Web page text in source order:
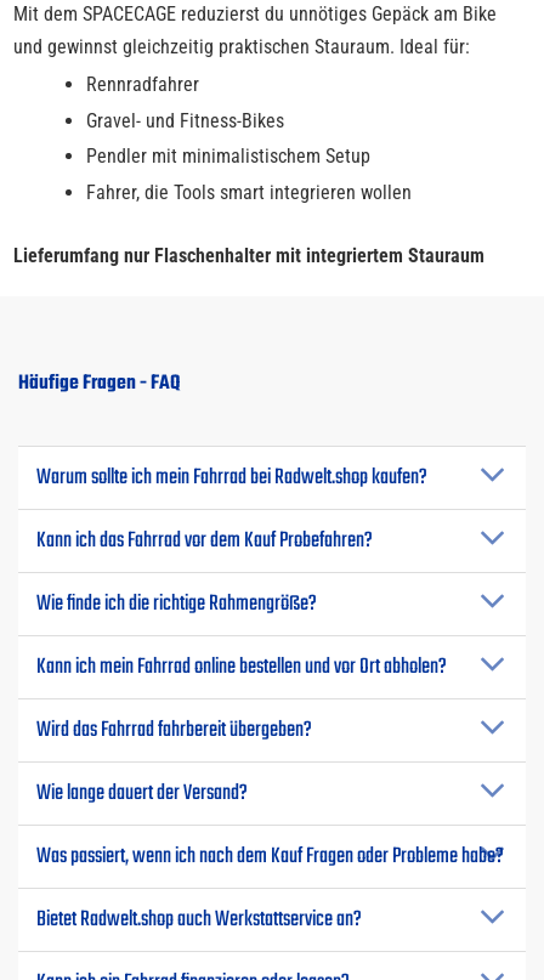
Mit dem SPACECAGE reduzierst du unnötiges Gepäck am Bike
und gewinnst gleichzeitig praktischen Stauraum. Ideal für:
Rennradfahrer
Gravel- und Fitness-Bikes
Pendler mit minimalistischem Setup
Fahrer, die Tools smart integrieren wollen
Lieferumfang nur Flaschenhalter mit integriertem Stauraum
Häufige Fragen - FAQ
Warum sollte ich mein Fahrrad bei Radwelt.shop kaufen?
Kann ich das Fahrrad vor dem Kauf Probefahren?
Wie finde ich die richtige Rahmengröße?
Kann ich mein Fahrrad online bestellen und vor Ort abholen?
Wird das Fahrrad fahrbereit übergeben?
Wie lange dauert der Versand?
Was passiert, wenn ich nach dem Kauf Fragen oder Probleme habe?
Bietet Radwelt.shop auch Werkstattservice an?